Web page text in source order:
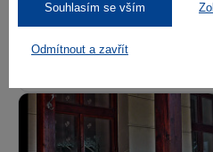
Souhlasím se vším
Odmítnout a zavřít
Indická a Nelálská